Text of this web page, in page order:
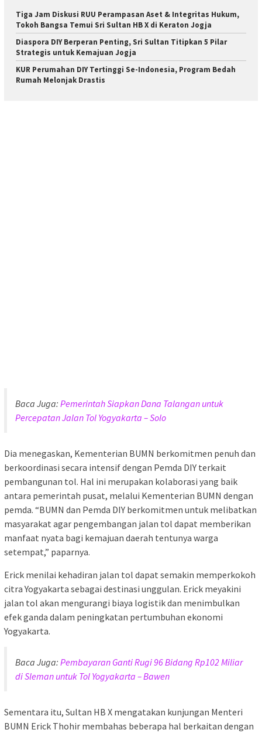
Tiga Jam Diskusi RUU Perampasan Aset & Integritas Hukum,
Tokoh Bangsa Temui Sri Sultan HB X di Keraton Jogja
Diaspora DIY Berperan Penting, Sri Sultan Titipkan 5 Pilar
Strategis untuk Kemajuan Jogja
KUR Perumahan DIY Tertinggi Se-Indonesia, Program Bedah
Rumah Melonjak Drastis
Baca Juga: Pemerintah Siapkan Dana Talangan untuk
Percepatan Jalan Tol Yogyakarta – Solo
Dia menegaskan, Kementerian BUMN berkomitmen penuh dan
berkoordinasi secara intensif dengan Pemda DIY terkait
pembangunan tol. Hal ini merupakan kolaborasi yang baik
antara pemerintah pusat, melalui Kementerian BUMN dengan
pemda. “BUMN dan Pemda DIY berkomitmen untuk melibatkan
masyarakat agar pengembangan jalan tol dapat memberikan
manfaat nyata bagi kemajuan daerah tentunya warga
setempat,” paparnya.
Erick menilai kehadiran jalan tol dapat semakin memperkokoh
citra Yogyakarta sebagai destinasi unggulan. Erick meyakini
jalan tol akan mengurangi biaya logistik dan menimbulkan
efek ganda dalam peningkatan pertumbuhan ekonomi
Yogyakarta.
Baca Juga: Pembayaran Ganti Rugi 96 Bidang Rp102 Miliar
di Sleman untuk Tol Yogyakarta – Bawen
Sementara itu, Sultan HB X mengatakan kunjungan Menteri
BUMN Erick Thohir membahas beberapa hal berkaitan dengan